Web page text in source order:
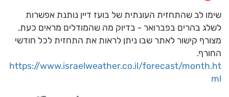
שימו לב שהתחזית העונתית של בועז דיין נותנת אפשרות
לשלג בהרים בפברואר - בדיוק מה שהמודלים מראים כעת.
מצורף קישור לאתר שבו ניתן לראות את התחזית לכל חודשי
החורף.
https://www.israelweather.co.il/forecast/month.ht
ml